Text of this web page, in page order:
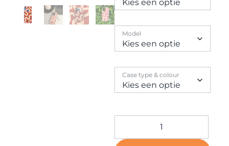
Model
Case type & colour